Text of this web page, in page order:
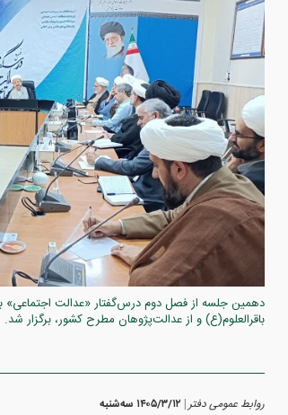
دهمین جلسه از فصل دوم درس‌گفتار «عدالت اجتماعی»
باقرالعلوم(ع) و از عدالت‌پژوهان مطرح کشور، برگزار شد.
روابط عمومی دفتر ۱۴۰۵/۳/۱۲ سه‌شنبه